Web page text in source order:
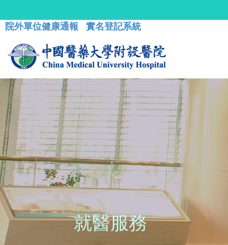
院外單位健康通報 實名登記系統
就醫服務